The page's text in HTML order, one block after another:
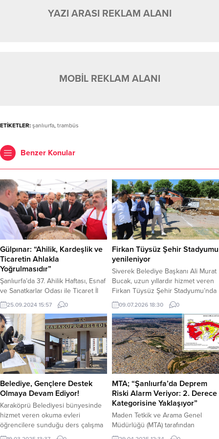
YAZI ARASI REKLAM ALANI
MOBİL REKLAM ALANI
ETİKETLER: şanlıurfa, trambüs
Benzer Konular
Gülpınar: “Ahilik, Kardeşlik ve
Ticaretin Ahlakla
Yoğrulmasıdır”
Şanlıurfa’da 37. Ahilik Haftası, Esnaf
ve Sanatkarlar Odası ile Ticaret İl
Müdürlüğü’nün ortaklaşa
düzenlediği programla kutlandı.
Gümrük Han’da gerçekleşen
etkinlikte konuşan Şanlıurfa
Büyükşehir Belediye Başkanı
Mehmet Kasım Gülpınar, ahiliğin
kardeşlik, ticaretin ise ahlakla
yoğrulması anlamına geldiğini
vurguladı. Törene Şanlıurfa Vali
Yardımcısı Onur Şatıroğlu, Esnaf ve
Sanatkarlar Odası Başkanı Şefik
Bakay,...
25.09.2024 15:57 0
Firkan Tüysüz Şehir Stadyumu
yenileniyor
Siverek Belediye Başkanı Ali Murat
Bucak, uzun yıllardır hizmet veren
Firkan Tüysüz Şehir Stadyumu’nda
kapsamlı yenileme çalışmalarına
başlandığını bildirdi. Başkan Ali
Murat Bucak, Şanlıurfa Gençlik ve
Spor İl Müdürü İsa Yazıcı ile birlikte
stadyumda incelemelerde
bulunarak yürütülen çalışmalar
hakkında bilgi aldı. Bucak’ın
Ankara’da Gençlik ve Spor
Bakanlığı nezdinde yürüttüğü
girişimler...
09.07.2026 18:30 0
Belediye, Gençlere Destek
Olmaya Devam Ediyor!
Karaköprü Belediyesi bünyesinde
hizmet veren okuma evleri
öğrencilere sunduğu ders çalışma
ortamı imkânıyla sınavlara hazırlık
MTA; “Şanlıurfa’da Deprem
Riski Alarm Veriyor: 2. Derece
Kategorisine Yaklaşıyor”
Maden Tetkik ve Arama Genel
Müdürlüğü (MTA) tarafından
yayımlanan güncel Diri Fay